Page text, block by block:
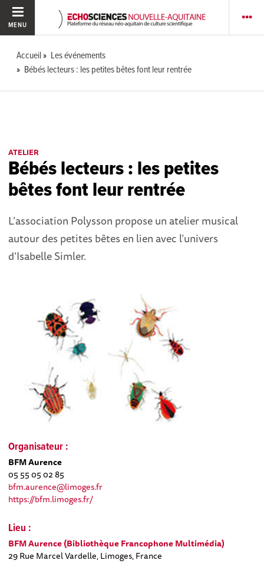
MENU
Accueil
Les événements
Bébés lecteurs : les petites bêtes font leur rentrée
ATELIER
Bébés lecteurs : les petites
bêtes font leur rentrée
L’association Polysson propose un atelier musical
autour des petites bêtes en lien avec l’univers
d’Isabelle Simler.
Organisateur :
BFM Aurence
05 55 05 02 85
bfm.aurence@limoges.fr
https://bfm.limoges.fr/
Lieu :
BFM Aurence (Bibliothèque Francophone Multimédia)
29 Rue Marcel Vardelle, Limoges, France